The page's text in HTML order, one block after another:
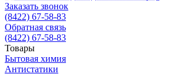
Заказать звонок
(8422) 67-58-83
Обратная связь
(8422) 67-58-83
Товары
Бытовая химия
Антистатики